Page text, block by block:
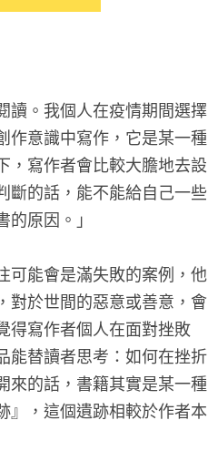
讀。我個人在疫情期間選擇
作意識中寫作，它是某一種
，寫作者會比較大膽地去設
斷的話，能不能給自己一些
原因。」
可能會是滿失敗的案例，他
對於世間的惡意或善意，會
得寫作者個人在面對挫敗
能替讀者思考：如何在挫折
來的話，書籍其實是某一種
』，這個遺跡相較於作者本